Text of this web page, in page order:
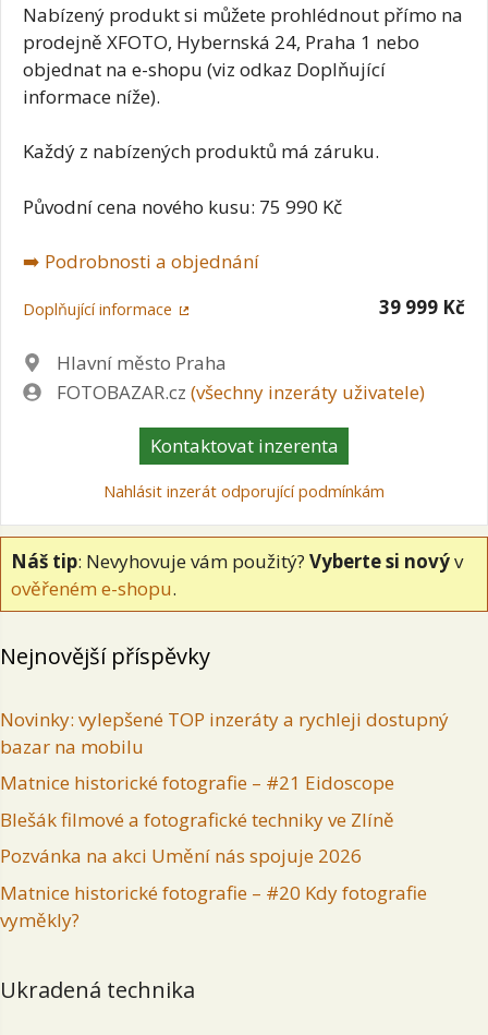
Nabízený produkt si můžete prohlédnout přímo na
prodejně XFOTO, Hybernská 24, Praha 1 nebo
objednat na e-shopu (viz odkaz Doplňující
informace níže).
Každý z nabízených produktů má záruku.
Původní cena nového kusu: 75 990 Kč
➡️ Podrobnosti a objednání
Doplňující informace 39 999 Kč
Lokalita
Hlavní město Praha
Zadavatel
FOTOBAZAR.cz (všechny inzeráty uživatele)
Kontaktovat inzerenta
Nahlásit inzerát odporující podmínkám
Náš tip: Nevyhovuje vám použitý? Vyberte si novýv
ověřeném e-shopu.
Nejnovější příspěvky
Novinky: vylepšené TOP inzeráty a rychleji dostupný
bazar na mobilu
Matnice historické fotografie – #21 Eidoscope
Blešák filmové a fotografické techniky ve Zlíně
Pozvánka na akci Umění nás spojuje 2026
Matnice historické fotografie – #20 Kdy fotografie
vyměkly?
Ukradená technika